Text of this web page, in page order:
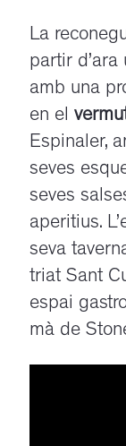
La
partir
amb una
en el
Espinaler,
seves
seves
aperitius.
seva
triat Sant
espai
mà de